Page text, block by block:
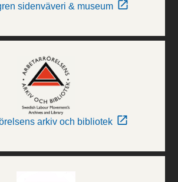
sidenväveri & museum
arkiv och bibliotek